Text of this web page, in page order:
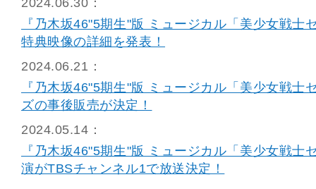
『乃木坂46"5期生"版 ミュージカル「美少女戦
特典映像の詳細を発表！
2024.06.21：
『乃木坂46"5期生"版 ミュージカル「美少女戦士
ズの事後販売が決定！
2024.05.14：
『乃木坂46"5期生"版 ミュージカル「美少女戦士
演がTBSチャンネル1で放送決定！